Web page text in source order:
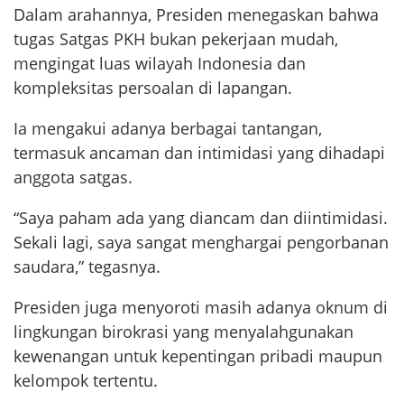
Dalam arahannya, Presiden menegaskan bahwa
tugas Satgas PKH bukan pekerjaan mudah,
mengingat luas wilayah Indonesia dan
kompleksitas persoalan di lapangan.
Ia mengakui adanya berbagai tantangan,
termasuk ancaman dan intimidasi yang dihadapi
anggota satgas.
“Saya paham ada yang diancam dan diintimidasi.
Sekali lagi, saya sangat menghargai pengorbanan
saudara,” tegasnya.
Presiden juga menyoroti masih adanya oknum di
lingkungan birokrasi yang menyalahgunakan
kewenangan untuk kepentingan pribadi maupun
kelompok tertentu.